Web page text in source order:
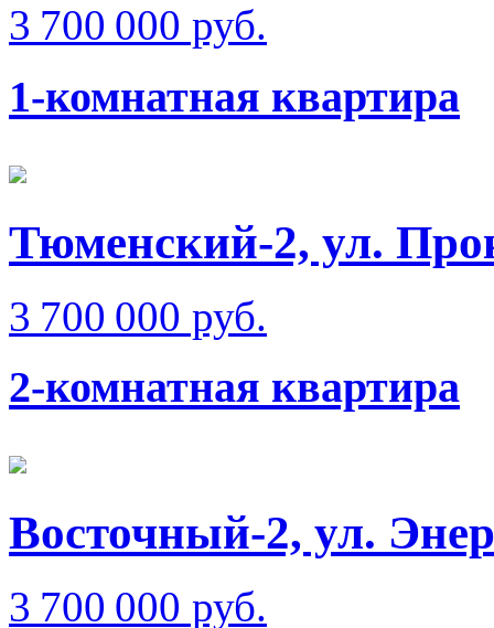
3 700 000 руб.
1-комнатная квартира
Тюменский-2, ул.
3 700 000 руб.
2-комнатная квартира
Восточный-2, ул.
3 700 000 руб.